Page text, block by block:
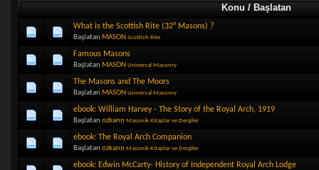
Konu / Başlatan
What is the Scottish Rite (32° Masons) ?
Başlatan MASON Scottish Rite
Famous Masons
Başlatan MASON Universal Masonry
The Masons and The Moors
Başlatan MASON Universal Masonry
ebook: William Harvey - The Story of the Royal Arch, 1919
Başlatan ozkann Masonik Kitaplar ve Dergiler
ebook: The Royal Arch Companion
Başlatan ozkann Masonik Kitaplar ve Dergiler
ebook: Edwin McCarty- History of Independent Royal Arch Lodge